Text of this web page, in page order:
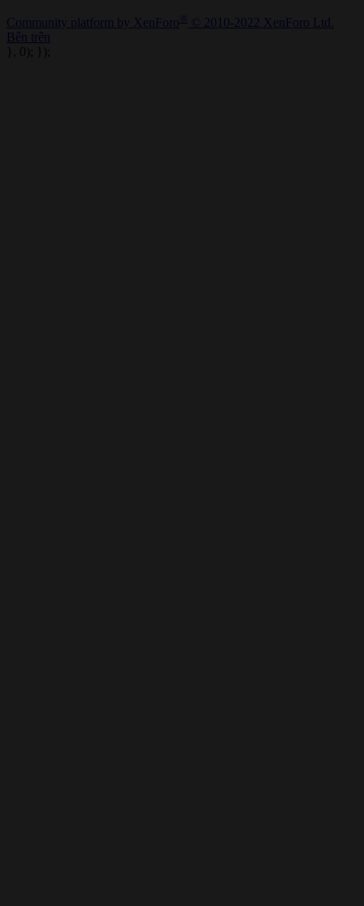
Community platform by XenForo
© 2010-2022 XenForo Ltd.
Bên trên
}, 0); });